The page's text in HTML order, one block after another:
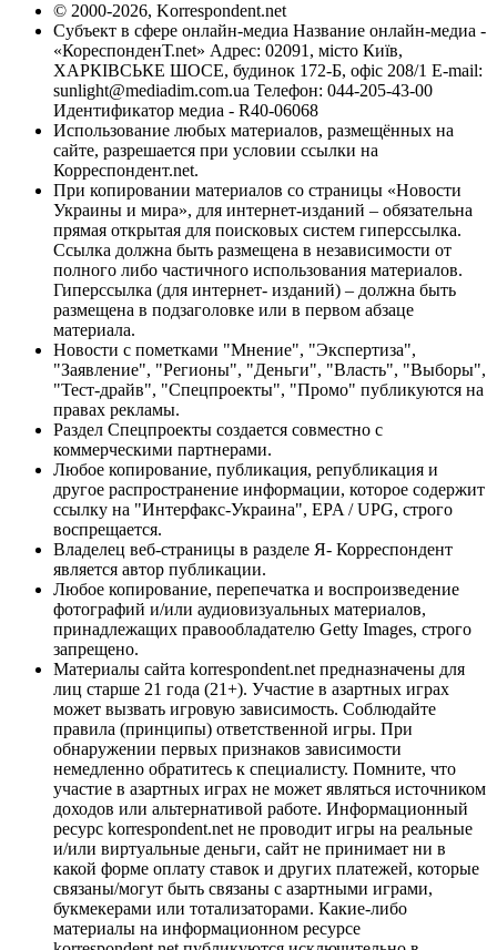
© 2000-2026, Korrespondent.net
Субъект в сфере онлайн-медиа Название онлайн-медиа -
«КореспонденТ.net» Адрес: 02091, місто Київ,
ХАРКІВСЬКЕ ШОСЕ, будинок 172-Б, офіс 208/1 E-mail:
sunlight@mediadim.com.ua Телефон: 044-205-43-00
Идентификатор медиа - R40-06068
Использование любых материалов, размещённых на
сайте, разрешается при условии ссылки на
Корреспондент.net.
При копировании материалов со страницы «Новости
Украины и мира», для интернет-изданий – обязательна
прямая открытая для поисковых систем гиперссылка.
Ссылка должна быть размещена в независимости от
полного либо частичного использования материалов.
Гиперссылка (для интернет- изданий) – должна быть
размещена в подзаголовке или в первом абзаце
материала.
Новости с пометками "Мнение", "Экспертиза",
"Заявление", "Регионы", "Деньги", "Власть", "Выборы",
"Тест-драйв", "Спецпроекты", "Промо" публикуются на
правах рекламы.
Раздел Спецпроекты создается совместно с
коммерческими партнерами.
Любое копирование, публикация, републикация и
другое распространение информации, которое содержит
ссылку на "Интерфакс-Украина", EPA / UPG, строго
воспрещается.
Владелец веб-страницы в разделе Я- Корреспондент
является автор публикации.
Любое копирование, перепечатка и воспроизведение
фотографий и/или аудиовизуальных материалов,
принадлежащих правообладателю Getty Images, строго
запрещено.
Материалы сайта korrespondent.net предназначены для
лиц старше 21 года (21+). Участие в азартных играх
может вызвать игровую зависимость. Соблюдайте
правила (принципы) ответственной игры. При
обнаружении первых признаков зависимости
немедленно обратитесь к специалисту. Помните, что
участие в азартных играх не может являться источником
доходов или альтернативой работе. Информационный
ресурс korrespondent.net не проводит игры на реальные
и/или виртуальные деньги, сайт не принимает ни в
какой форме оплату ставок и других платежей, которые
связаны/могут быть связаны с азартными играми,
букмекерами или тотализаторами. Какие-либо
материалы на информационном ресурсе